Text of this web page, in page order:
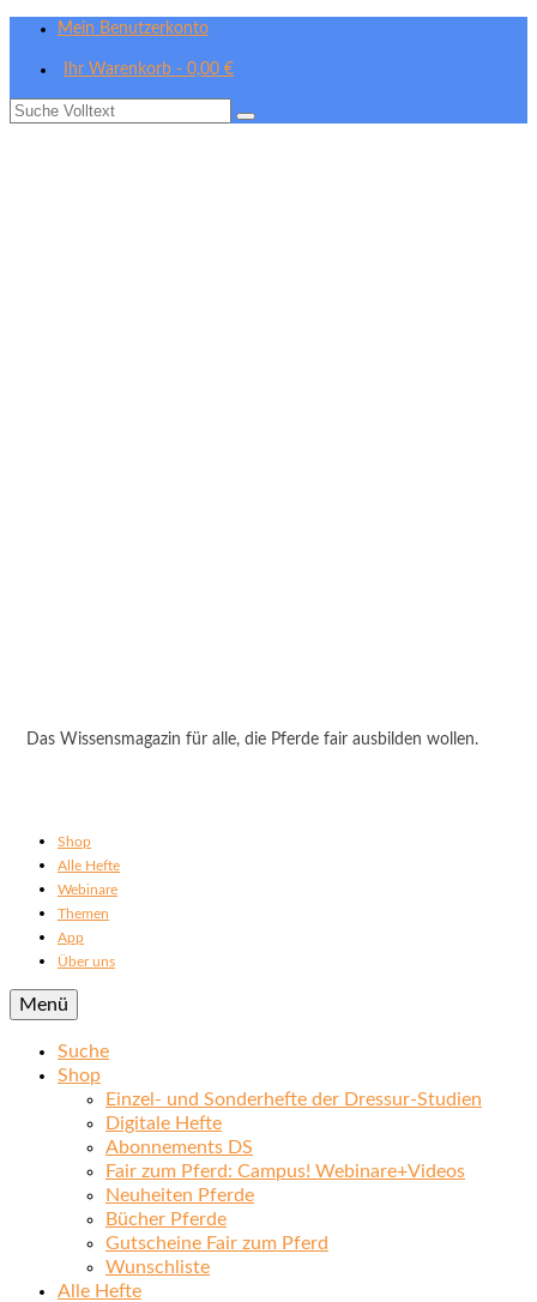
Mein Benutzerkonto
Ihr Warenkorb - 0,00 €
Suche
Das Wissensmagazin für alle, die Pferde fair ausbilden wollen.
Shop
Alle Hefte
Webinare
Themen
App
Über uns
Menü
Suche
Shop
Einzel- und Sonderhefte der Dressur-Studien
Digitale Hefte
Abonnements DS
Fair zum Pferd: Campus! Webinare+Videos
Neuheiten Pferde
Bücher Pferde
Gutscheine Fair zum Pferd
Wunschliste
Alle Hefte